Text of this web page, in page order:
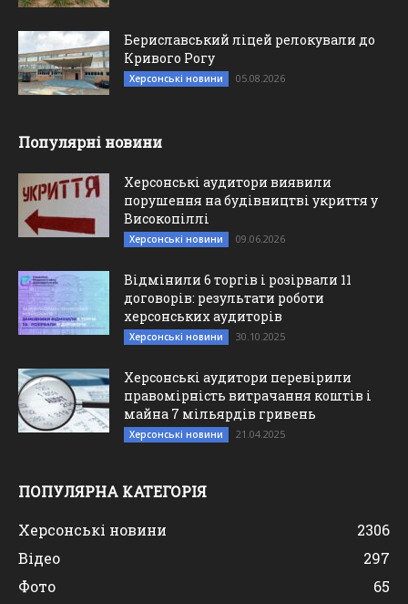
Бериславський ліцей релокували до
Кривого Рогу
Херсонські новини 05.08.2026
Популярні новини
Херсонські аудитори виявили
порушення на будівництві укриття у
Високопіллі
Херсонські новини 09.06.2026
Відмінили 6 торгів і розірвали 11
договорів: результати роботи
херсонських аудиторів
Херсонські новини 30.10.2025
Херсонські аудитори перевірили
правомірність витрачання коштів і
майна 7 мільярдів гривень
Херсонські новини 21.04.2025
ПОПУЛЯРНА КАТЕГОРІЯ
Херсонські новини
2306
Відео
297
Фото
65